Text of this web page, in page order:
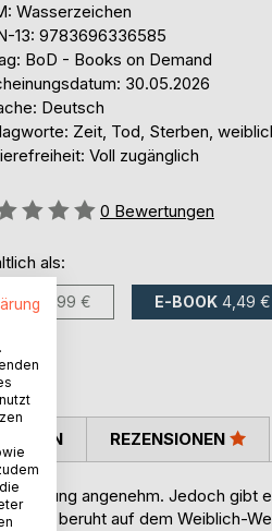
Wasserzeichen
13: 9783696336585
BoD - Books on Demand
30.05.2026
Deutsch
Zeit, Tod, Sterben,
Voll zugänglich
0 Bewertungen
als:
6,99 € E-BOOK 4,49 €
angenehm. Jedoch gibt
Dies beruht auf dem Weiblich-
REZENSIONEN